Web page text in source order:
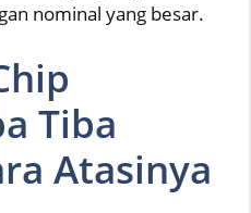
nominal yang besar.
Tiba
Atasinya